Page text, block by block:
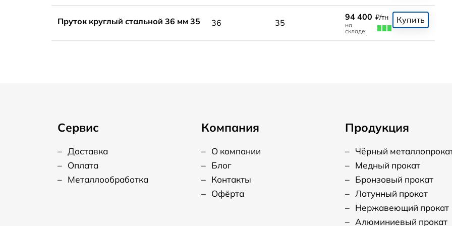
Пруток круглый стальной 36 мм 35 36 35
94 400 ₽/тн
на
складе:
Купить
Сервис
– Доставка
– Оплата
– Металлообработка
Компания
– О компании
– Блог
– Контакты
– Офёрта
Продукция
– Чёрный
– Медный прокат
– Бронзовый прокат
– Латунный прокат
– Нержавеющий прокат
– Алюминиевый прокат